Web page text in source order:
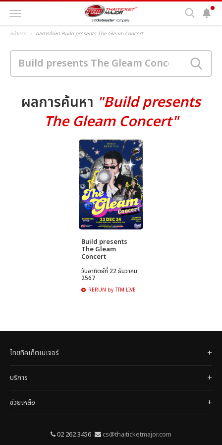
หน้าแรก ผลการค้นหา Build presents The Gleam Concert
ผลการค้นหา "Build presents
The Gleam Concert"
Build presents
The Gleam
Concert
วันอาทิตย์ที่ 22 ธันวาคม
2567
RERUN by TTM LIVE
ไทยทิคเก็ตเมเจอร์
บริการ
ช่วยเหลือ
02 262 3456 cs@thaiticketmajor.com